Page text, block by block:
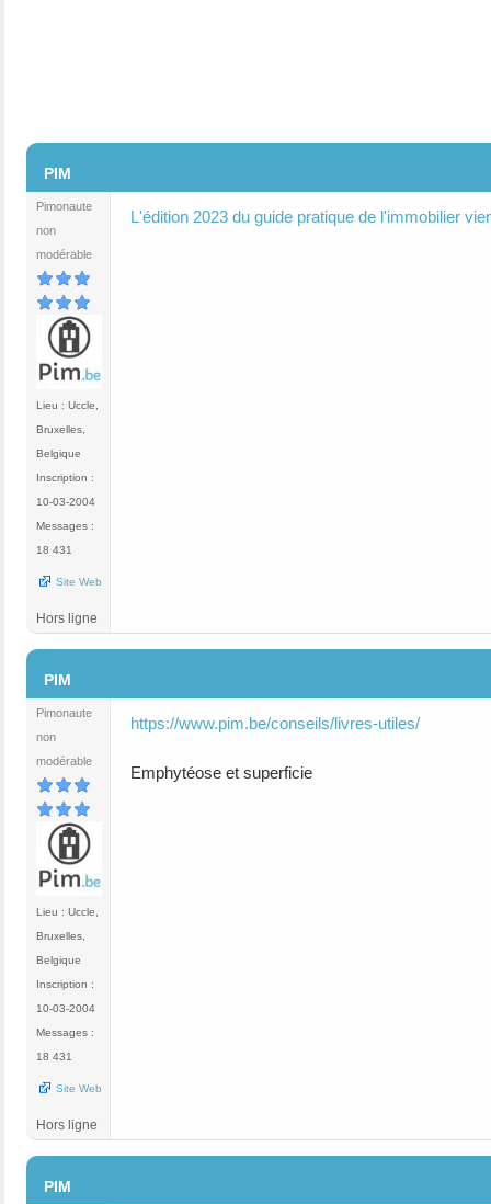
PIM
Pimonaute
non
modérable
Lieu : Uccle,
Bruxelles,
Belgique
Inscription :
10-03-2004
Messages :
18 431
Site Web
L'édition 2023 du guide pratique de l'immobilier
Hors ligne
PIM
Pimonaute
non
modérable
Lieu : Uccle,
Bruxelles,
Belgique
Inscription :
10-03-2004
Messages :
18 431
Site Web
https://www.pim.be/conseils/livres-utiles/
Emphytéose et superficie
Hors ligne
PIM